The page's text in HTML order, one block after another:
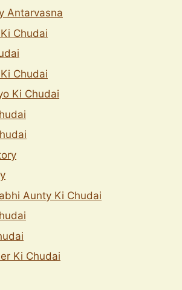
Antarvasna
Chudai
Chudai
Ki Chudai
Aunty Ki Chudai
Ki Chudai